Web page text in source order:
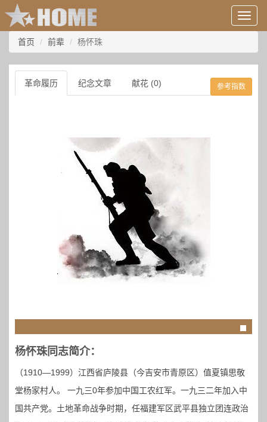
用
户
息/
登
录
等
首页 前辈 杨怀珠
革命履历 纪念文章 献花 (0) 参考指数
杨怀珠同志简介：
（1910—1999）江西省庐陵县（今吉安市青原区）值夏镇思敬
堂杨家村人。 一九三0年参加中国工农红军。一九三二年加入中
国共产党。土地革命战争时期，任福建军区武平县独立团连政治